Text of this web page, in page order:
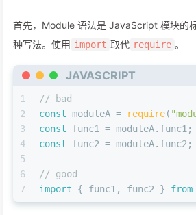
首先，Module 语法是 JavaScript 模块的
种写法。使用 import 取代 require 。
JAVASCRIPT
1
2
3
4
5
6
7
// bad
const moduleA = require(
const func1 = moduleA. func1 ;
const func2 = moduleA. func2 ;
// good
import { func1, func2 } from